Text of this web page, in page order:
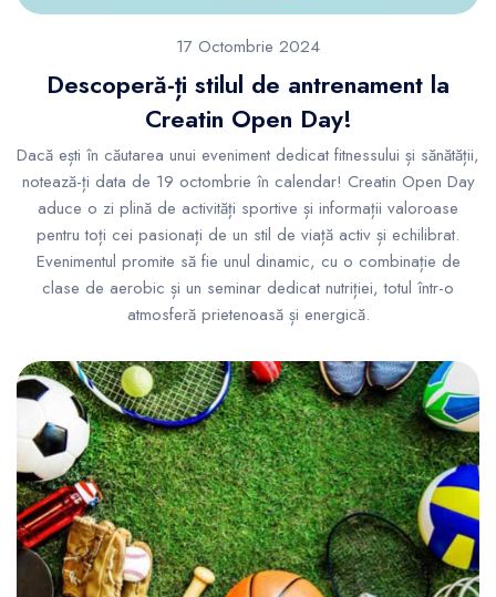
17 Octombrie 2024
Descoperă-ți stilul de antrenament la
Creatin Open Day!
Dacă ești în căutarea unui eveniment dedicat fitnessului și sănătății,
notează-ți data de 19 octombrie în calendar! Creatin Open Day
aduce o zi plină de activități sportive și informații valoroase
pentru toți cei pasionați de un stil de viață activ și echilibrat.
Evenimentul promite să fie unul dinamic, cu o combinație de
clase de aerobic și un seminar dedicat nutriției, totul într-o
atmosferă prietenoasă și energică.